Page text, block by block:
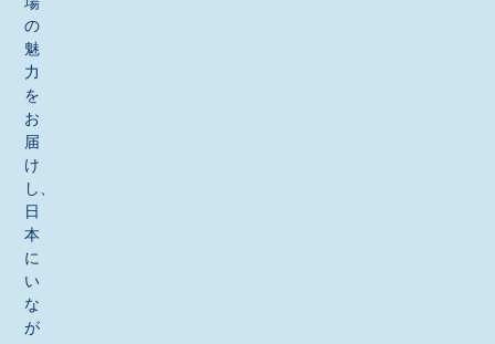
の
魅
力
を
お
届
け
し、
日
本
に
い
な
が